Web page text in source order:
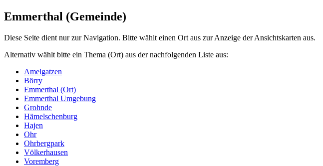
Emmerthal (Gemeinde)
Diese Seite dient nur zur Navigation. Bitte wählt einen Ort aus zur Anzeige der Ansichtskarten aus.
Alternativ wählt bitte ein Thema (Ort) aus der nachfolgenden Liste aus:
Amelgatzen
Börry
Emmerthal (Ort)
Emmerthal Umgebung
Grohnde
Hämelschenburg
Hajen
Ohr
Ohrbergpark
Völkerhausen
Voremberg